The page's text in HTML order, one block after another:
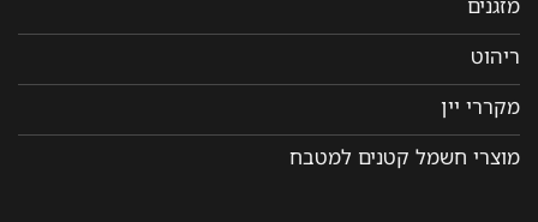
ריהוט
מקררי יין
מוצרי חשמל קטנים למטבח